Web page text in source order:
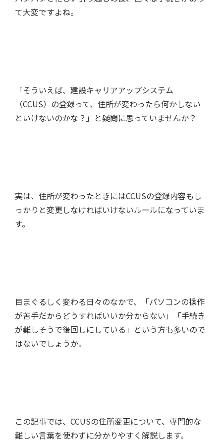
て大変ですよね。
「そういえば、建設キャリアアップシステム
（CCUS）の登録って、住所が変わったら何かしない
といけないのかな？」と疑問に思っていませんか？
実は、住所が変わったときにはCCUSの登録内容もし
っかりと変更しなければいけないルールになっていま
す。
目まぐるしく変わる日々のなかで、「パソコンの操作
が苦手だからどうすればいいか分からない」「手続き
が難しそうで後回しにしている」という方も多いので
はないでしょうか。
この記事では、CCUSの住所変更について、専門的な
難しい言葉を使わずに分かりやすく解説します。